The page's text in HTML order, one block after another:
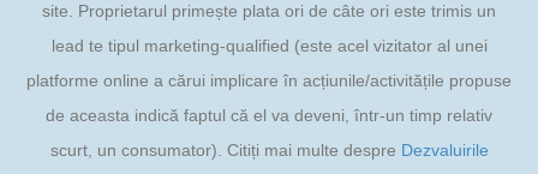
site. Proprietarul primește plata ori de câte ori este trimis un
lead te tipul marketing-qualified (este acel vizitator al unei
platforme online a cărui implicare în acțiunile/activitățile propuse
de aceasta indică faptul că el va deveni, într-un timp relativ
scurt, un consumator). Citiți mai multe despre Dezvaluirile